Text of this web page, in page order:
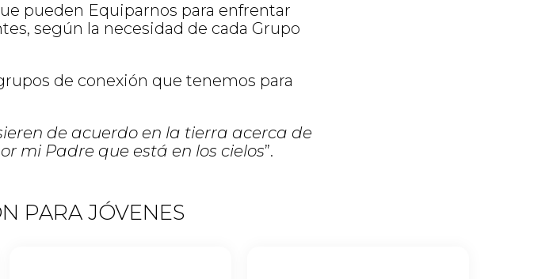
pueden Equiparnos para enfrentar
según la necesidad de cada Grupo
de conexión que tenemos para
de acuerdo en la tierra acerca de
mi Padre que está en los cielos”.
PARA JÓVENES